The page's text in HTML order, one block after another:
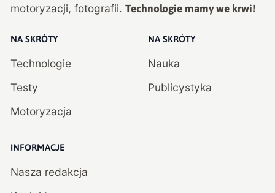
motoryzacji, fotografii. Technologie mamy we krwi!
NA SKRÓTY
Technologie
Testy
Motoryzacja
NA SKRÓTY
Nauka
Publicystyka
INFORMACJE
Nasza redakcja